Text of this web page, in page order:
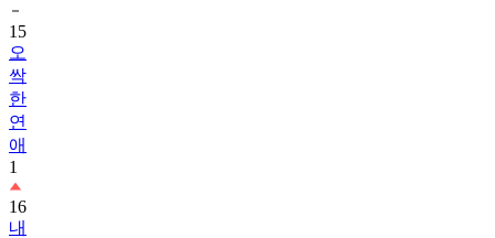
15
오
싹
한
연
애
1
16
내